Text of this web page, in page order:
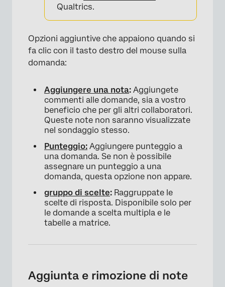
Qualtrics.
Opzioni aggiuntive che appaiono quando si
fa clic con il tasto destro del mouse sulla
domanda:
Aggiungere una nota: Aggiungete
commenti alle domande, sia a vostro
beneficio che per gli altri collaboratori.
Queste note non saranno visualizzate
nel sondaggio stesso.
Punteggio: Aggiungere punteggio a
una domanda. Se non è possibile
assegnare un punteggio a una
domanda, questa opzione non appare.
gruppo di scelte: Raggruppate le
scelte di risposta. Disponibile solo per
le domande a scelta multipla e le
tabelle a matrice.
Aggiunta e rimozione di note